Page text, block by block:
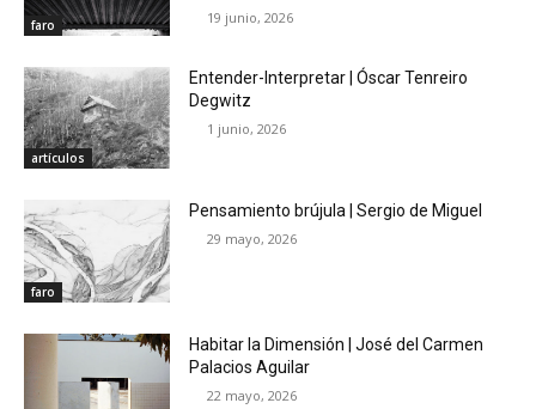
faro 19 junio, 2026
artículos
Entender-Interpretar | Óscar Tenreiro
Degwitz
1 junio, 2026
faro
Pensamiento brújula | Sergio de Miguel
29 mayo, 2026
Habitar la Dimensión | José del Carmen
Palacios Aguilar
22 mayo, 2026